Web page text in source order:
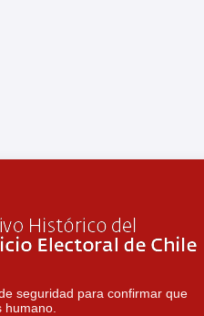
seguridad para confirmar que
humano.